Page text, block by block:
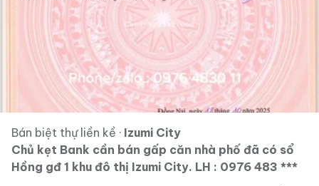
Bán biệt thự liền kề · Izumi City
Chủ kẹt Bank cần bán gấp căn nhà phố đã có sổ
Hồng gđ 1 khu đô thị Izumi City. LH : 0976 483 ***